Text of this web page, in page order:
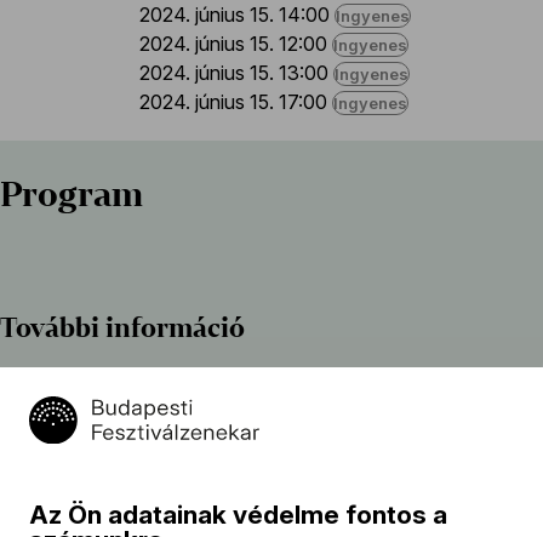
2024. június 15. 14:00 Ingyenes
2024. június 15. 12:00 Ingyenes
2024. június 15. 13:00 Ingyenes
2024. június 15. 17:00 Ingyenes
Program
További információ
Az Ön adatainak védelme fontos a